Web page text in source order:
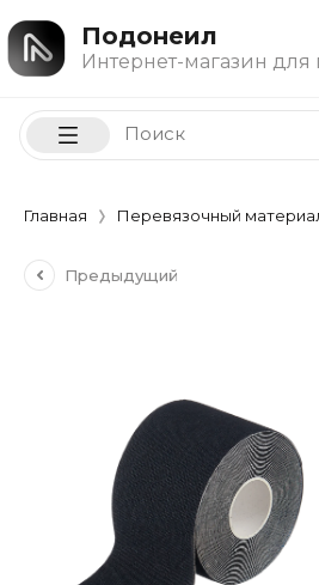
Подонеил
Интернет-магазин для
Главная Перевязочный
Предыдущий